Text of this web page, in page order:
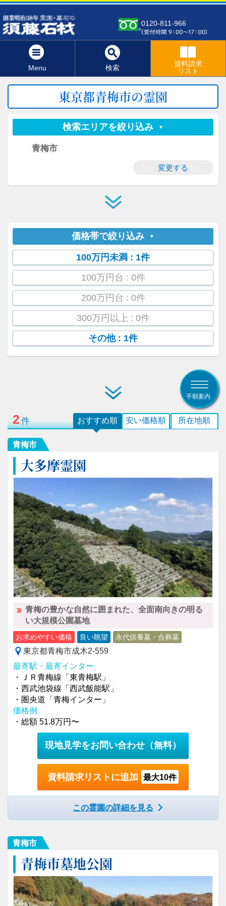
0120-811-966
Menu 検索
資料請求
リスト
東京都青梅市の霊園
検索エリアを絞り込み
青梅市
変更する
価格帯で絞り込み
100万円未満 : 1件
100万円台 : 0件
200万円台 : 0件
300万円以上 : 0件
その他 : 1件
手順案内
2件 所在地順
安い価格順
おすすめ順
青梅市
大多摩霊園
青梅の豊かな自然に囲まれた、全面南向きの明る
い大規模公園墓地
お求めやすい価格 良い眺望 永代供養墓・合葬墓
東京都青梅市成木2-559
最寄駅・最寄インター
・ＪＲ青梅線「東青梅駅」
・西武池袋線「西武飯能駅」
・圏央道「青梅インター」
価格例
・総額 51.8万円〜
現地見学をお問い合わせ （無料）
資料請求リストに追加 最大10件
この霊園の詳細を見る
青梅市
青梅市墓地公園